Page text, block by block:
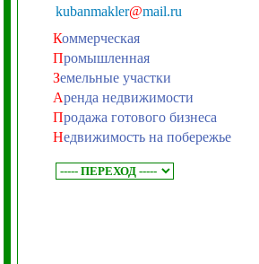
kubanmakler@mail.ru
Коммерческая
Промышленная
Земельные участки
Аренда недвижимости
Продажа готового бизнеса
Недвижимость на побережье